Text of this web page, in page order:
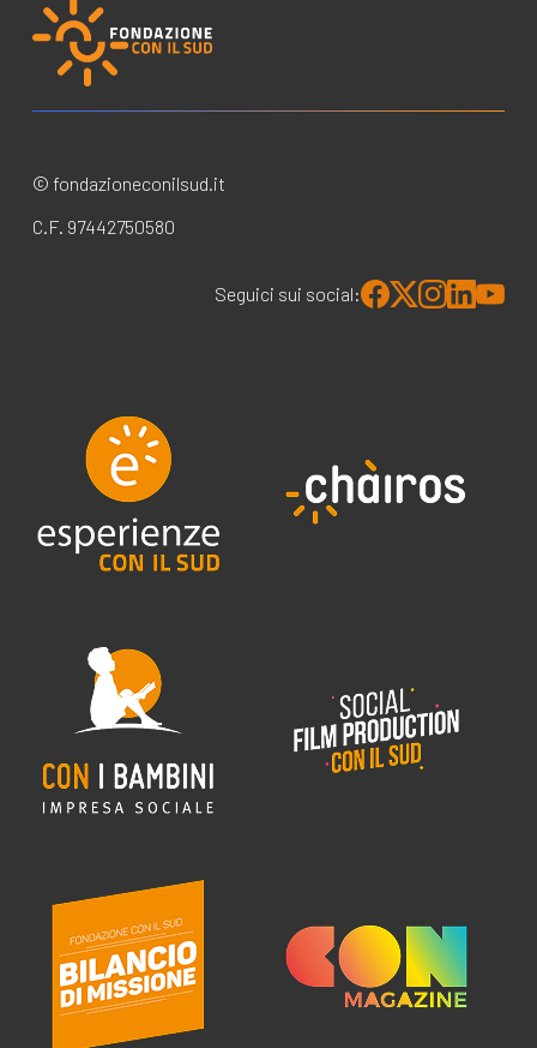
© fondazioneconilsud.it
C.F. 97442750580
Seguici sui social: